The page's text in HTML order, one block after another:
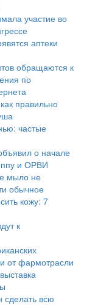
участие во
аптеки
обращаются к
по
правильно
частые
о начале
и ОРВИ
мыло не
обычное
кожу: 7
к
от фармотрасли
всю